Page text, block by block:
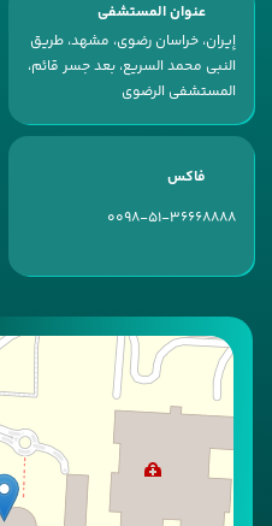
عنوان المستشفى
إیران، خراسان رضوی، مشهد، طریق
النبی محمد السریع، بعد جسر قائم،
المستشفى الرضوی
فاكس
0098-51-36668888